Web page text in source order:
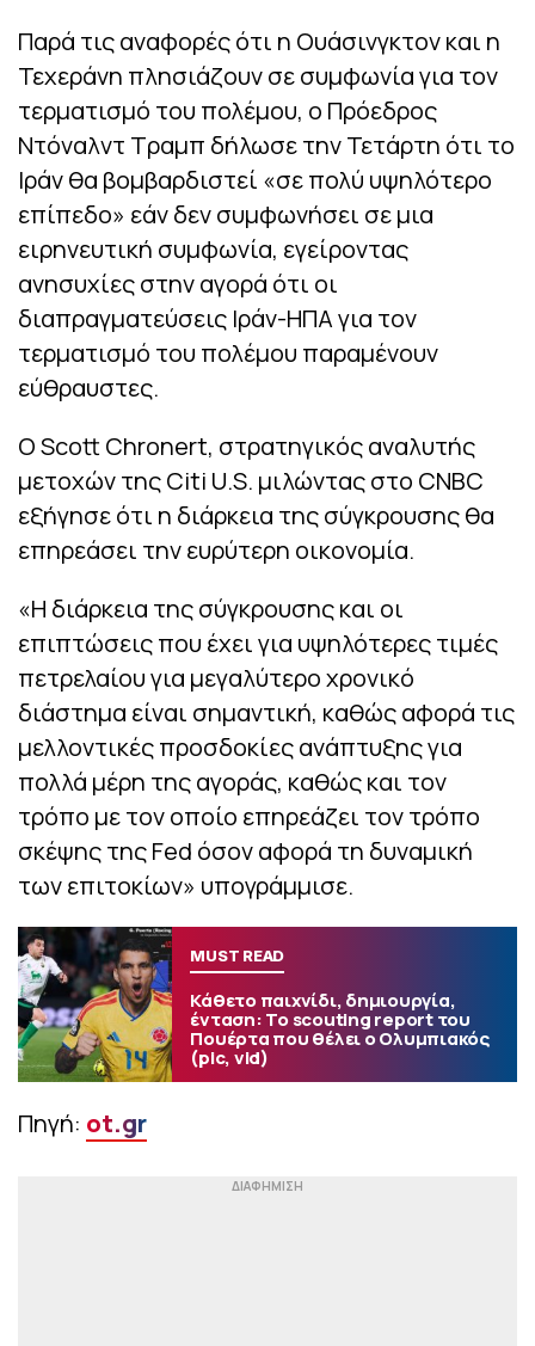
Παρά τις αναφορές ότι η Ουάσινγκτον και η
Τεχεράνη πλησιάζουν σε συμφωνία για τον
τερματισμό του πολέμου, ο Πρόεδρος
Ντόναλντ Τραμπ δήλωσε την Τετάρτη ότι το
Ιράν θα βομβαρδιστεί «σε πολύ υψηλότερο
επίπεδο» εάν δεν συμφωνήσει σε μια
ειρηνευτική συμφωνία, εγείροντας
ανησυχίες στην αγορά ότι οι
διαπραγματεύσεις Ιράν-ΗΠΑ για τον
τερματισμό του πολέμου παραμένουν
εύθραυστες.
Ο Scott Chronert, στρατηγικός αναλυτής
μετοχών της Citi U.S. μιλώντας στο CNBC
εξήγησε ότι η διάρκεια της σύγκρουσης θα
επηρεάσει την ευρύτερη οικονομία.
«Η διάρκεια της σύγκρουσης και οι
επιπτώσεις που έχει για υψηλότερες τιμές
πετρελαίου για μεγαλύτερο χρονικό
διάστημα είναι σημαντική, καθώς αφορά τις
μελλοντικές προσδοκίες ανάπτυξης για
πολλά μέρη της αγοράς, καθώς και τον
τρόπο με τον οποίο επηρεάζει τον τρόπο
σκέψης της Fed όσον αφορά τη δυναμική
των επιτοκίων» υπογράμμισε.
MUST READ
Κάθετο παιχνίδι, δημιουργία,
ένταση: Το scouting report του
Πουέρτα που θέλει ο Ολυμπιακός
(pic, vid)
Πηγή: ot.gr